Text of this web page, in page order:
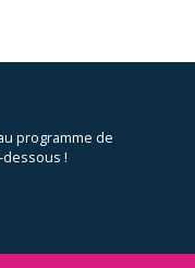
programme de
dessous !